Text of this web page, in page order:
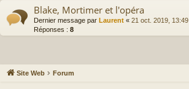
Blake, Mortimer et l'opéra
Dernier message par Laurent « 21 oct. 2019, 13:49
Réponses : 8
Site Web Forum